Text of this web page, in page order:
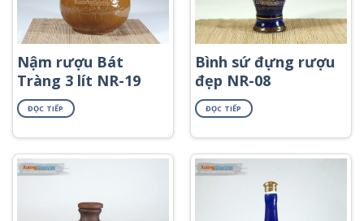
Nậm rượu Bát
Tràng 3 lít NR-19
ĐỌC TIẾP
Bình sứ đựng rượu
đẹp NR-08
ĐỌC TIẾP